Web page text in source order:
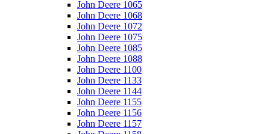
John Deere 1065
John Deere 1068
John Deere 1072
John Deere 1075
John Deere 1085
John Deere 1088
John Deere 1100
John Deere 1133
John Deere 1144
John Deere 1155
John Deere 1156
John Deere 1157